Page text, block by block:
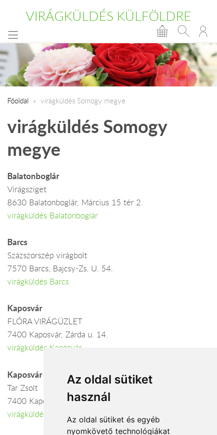
Az oldal sütiket
használ
Az oldal sütiket és egyéb
nyomkövető technológiákat
VIRÁGKÜLDÉS KÜLFÖLDRE
Főoldal virágküldés Somogy megye
virágküldés Somogy
megye
Balatonboglár
Virágsziget
8630 Balatonboglár, Március 15 tér 2.
virágküldés Balatonboglár
Barcs
Százszorszép virágbolt
7570 Barcs, Bajcsy-Zs. U. 54.
virágküldés Barcs
Kaposvár
FLÓRA VIRÁGÜZLET
7400 Kaposvár, Zárda u. 14.
virágküldés Kaposvár
Kaposvár
Tar Zsolt
7400 Kaposvár, Füredi úti pavilonsor
virágküldés Kaposvár